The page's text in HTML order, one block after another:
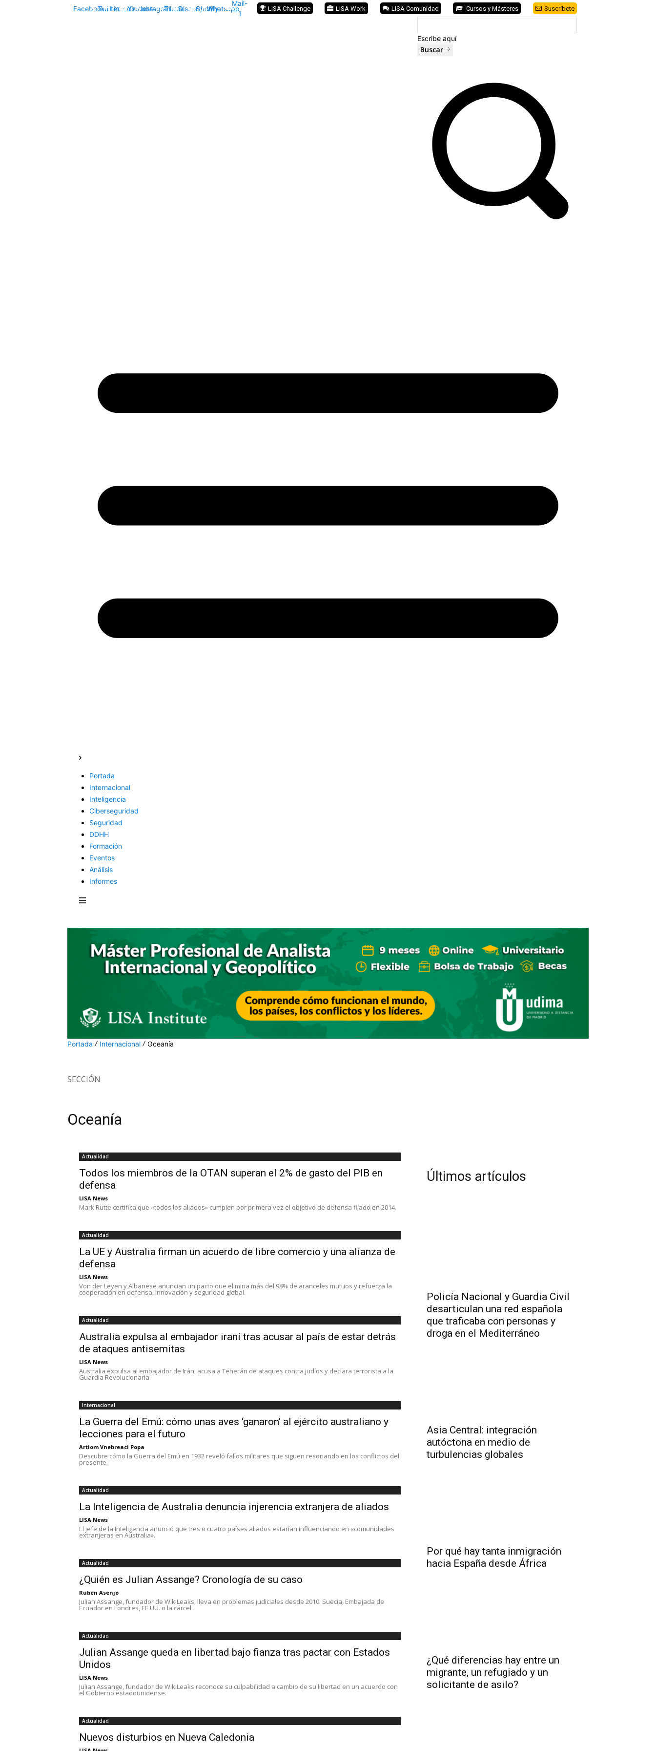
Suscríbete
Cursos y Másteres
LISA Comunidad
LISA Work
LISA Challenge
FacebookTwitterLinkedinYoutubeInstagramTiktokDiscordSpotifyWhatsapp
Mail-
1
Escribe aquí
Buscar
Portada
Internacional
Inteligencia
Ciberseguridad
Seguridad
DDHH
Formación
Eventos
Análisis
Informes
Portada Internacional Oceanía
SECCIÓN
Oceanía
Actualidad
Todos los miembros de la OTAN superan el 2% de gasto del PIB en
defensa
LISA News
Mark Rutte certifica que «todos los aliados» cumplen por primera vez el objetivo de defensa fijado en 2014.
Actualidad
La UE y Australia firman un acuerdo de libre comercio y una alianza de
defensa
LISA News
Von der Leyen y Albanese anuncian un pacto que elimina más del 98% de aranceles mutuos y refuerza la
cooperación en defensa, innovación y seguridad global.
Actualidad
Australia expulsa al embajador iraní tras acusar al país de estar detrás
de ataques antisemitas
LISA News
Australia expulsa al embajador de Irán, acusa a Teherán de ataques contra judíos y declara terrorista a la
Guardia Revolucionaria.
Internacional
La Guerra del Emú: cómo unas aves ‘ganaron’ al ejército australiano y
lecciones para el futuro
Artiom Vnebreaci Popa
Descubre cómo la Guerra del Emú en 1932 reveló fallos militares que siguen resonando en los conflictos del
presente.
Actualidad
La Inteligencia de Australia denuncia injerencia extranjera de aliados
LISA News
El jefe de la Inteligencia anunció que tres o cuatro países aliados estarían influenciando en «comunidades
extranjeras en Australia».
Actualidad
¿Quién es Julian Assange? Cronología de su caso
Rubén Asenjo
Julian Assange, fundador de WikiLeaks, lleva en problemas judiciales desde 2010: Suecia, Embajada de
Ecuador en Londres, EE.UU. o la cárcel.
Actualidad
Julian Assange queda en libertad bajo fianza tras pactar con Estados
Unidos
LISA News
Julian Assange, fundador de WikiLeaks reconoce su culpabilidad a cambio de su libertad en un acuerdo con
el Gobierno estadounidense.
Actualidad
Nuevos disturbios en Nueva Caledonia
Últimos artículos
Policía Nacional y Guardia Civil
desarticulan una red española
que traficaba con personas y
droga en el Mediterráneo
Asia Central: integración
autóctona en medio de
turbulencias globales
Por qué hay tanta inmigración
hacia España desde África
¿Qué diferencias hay entre un
migrante, un refugiado y un
solicitante de asilo?